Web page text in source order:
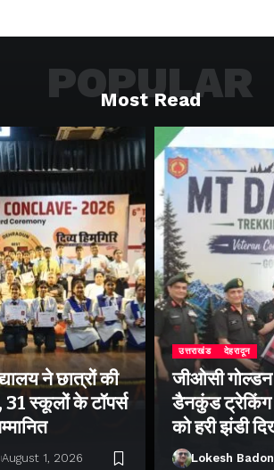
Most Read
POPULAR
ने छात्रों की
31 स्कूलों के टॉपर्स
August 1, 2026
उत्तराखंड देहरादून
जीओसी
डैनकुंड
को हरी झंडी
Lokesh